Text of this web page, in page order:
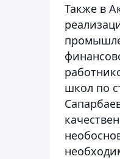
Также в
школ по